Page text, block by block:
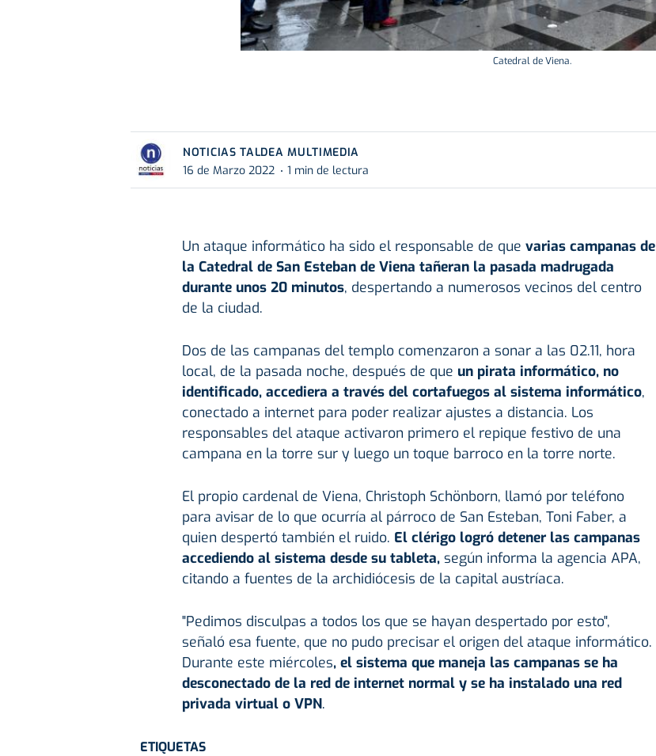
Catedral de Viena.
NOTICIAS TALDEA MULTIMEDIA
16 de Marzo 2022
1 min de lectura
Un ataque informático ha sido el responsable de que varias campanas de
la Catedral de San Esteban de Viena tañeran la pasada madrugada
durante unos 20 minutos, despertando a numerosos vecinos del centro
de la ciudad.
Dos de las campanas del templo comenzaron a sonar a las 02.11, hora
local, de la pasada noche, después de que un pirata informático, no
identificado, accediera a través del cortafuegos al sistema informático,
conectado a internet para poder realizar ajustes a distancia. Los
responsables del ataque activaron primero el repique festivo de una
campana en la torre sur y luego un toque barroco en la torre norte.
El propio cardenal de Viena, Christoph Schönborn, llamó por teléfono
para avisar de lo que ocurría al párroco de San Esteban, Toni Faber, a
quien despertó también el ruido. El clérigo logró detener las campanas
accediendo al sistema desde su tableta,según informa la agencia APA,
citando a fuentes de la archidiócesis de la capital austríaca.
"Pedimos disculpas a todos los que se hayan despertado por esto",
señaló esa fuente, que no pudo precisar el origen del ataque informático.
Durante este miércoles, el sistema que maneja las campanas se ha
desconectado de la red de internet normal y se ha instalado una red
privada virtual o VPN.
ETIQUETAS